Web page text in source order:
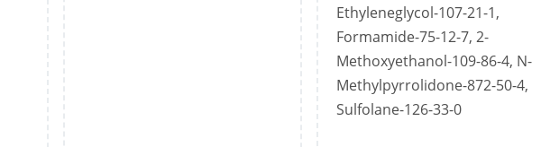
Ethyleneglycol-107-21-1,
Formamide-75-12-7, 2-
Methoxyethanol-109-86-4, N-
Methylpyrrolidone-872-50-4,
Sulfolane-126-33-0